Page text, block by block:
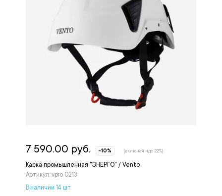
Каска промышленная "ЭНЕРГО" / Vento
Артикул: vpro 0213
7 590.00 руб. -10% (включая ндс 22%)
В наличии 14 шт.